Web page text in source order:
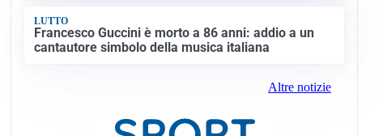
LUTTO
Francesco Guccini è morto a 86 anni: addio a un
cantautore simbolo della musica italiana
Altre notizie